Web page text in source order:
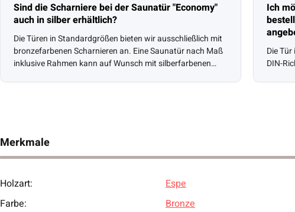
Sind die Scharniere bei der Saunatür "Economy"
auch in silber erhältlich?
Die Türen in Standardgrößen bieten wir ausschließlich mit
bronzefarbenen Scharnieren an. Eine Saunatür nach Maß
inklusive Rahmen kann auf Wunsch mit silberfarbenen
Ich
Die
DIN-
Merkmale
Produkteigenschaft
Wert
Holzart:
Espe
Farbe:
Bronze